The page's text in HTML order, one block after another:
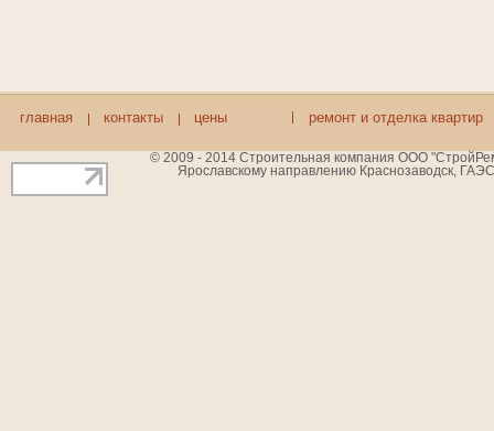
главная контакты цены ремонт и отделка квартир
© 2009 - 2014 Строительная компания ООО
Ярославскому направлению Краснозаводск,